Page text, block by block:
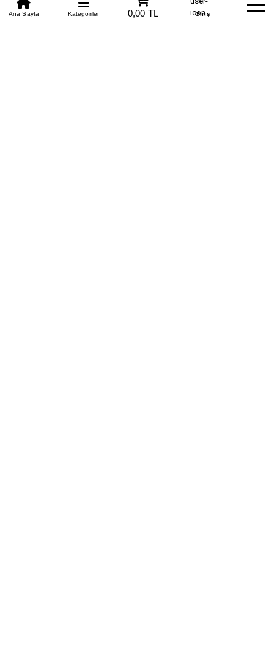
0850 305 09 70
Beden Tablosu Banka Hesapları Whatsapp Yardım
Ana Sayfa Kategoriler 0,00 TL Giriş